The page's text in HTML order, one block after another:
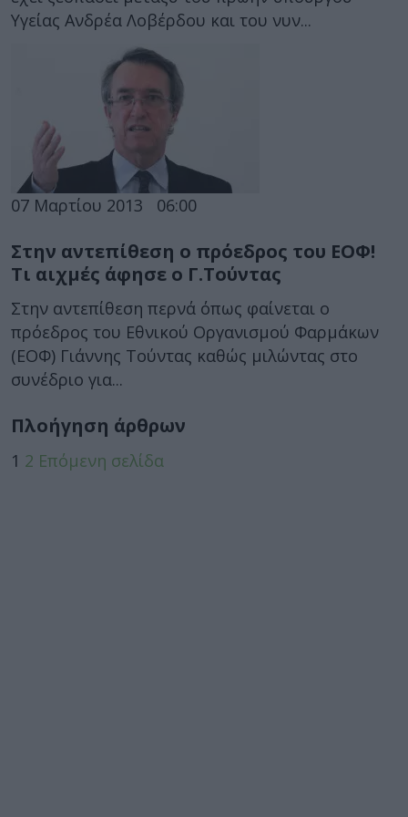
Υγείας Ανδρέα Λοβέρδου και του νυν...
07 Μαρτίου 2013 06:00
Στην αντεπίθεση ο πρόεδρος του ΕΟΦ!
Τι αιχμές άφησε ο Γ.Τούντας
Στην αντεπίθεση περνά όπως φαίνεται ο
πρόεδρος του Εθνικού Οργανισμού Φαρμάκων
(ΕΟΦ) Γιάννης Τούντας καθώς μιλώντας στο
συνέδριο για...
Πλοήγηση άρθρων
1 2 Επόμενη σελίδα